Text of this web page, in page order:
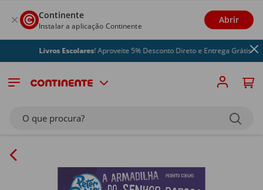
Continente
Instalar a aplicação Continente
Abrir
Livros Escolares! Aproveite 5% Desconto Direto e Entrega Grátis
O que procura?